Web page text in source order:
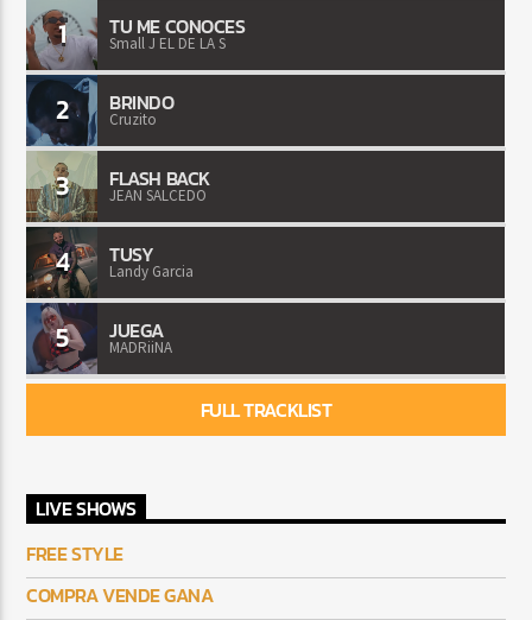
1 TU ME CONOCES
Small J EL DE LA S
2 BRINDO
Cruzito
3 FLASH BACK
JEAN SALCEDO
4 TUSY
Landy Garcia
5 JUEGA
MADRiiNA
FULL TRACKLIST
LIVE SHOWS
FREE STYLE
COMPRA VENDE GANA